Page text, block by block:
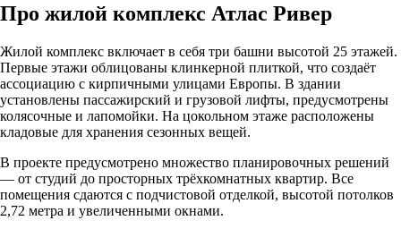
Про жилой комплекс Атлас Ривер
Жилой комплекс включает в себя три башни высотой 25 этажей.
Первые этажи облицованы клинкерной плиткой, что создаёт
ассоциацию с кирпичными улицами Европы. В здании
установлены пассажирский и грузовой лифты, предусмотрены
колясочные и лапомойки. На цокольном этаже расположены
кладовые для хранения сезонных вещей.
В проекте предусмотрено множество планировочных решений
— от студий до просторных трёхкомнатных квартир. Все
помещения сдаются с подчистовой отделкой, высотой потолков
2,72 метра и увеличенными окнами.